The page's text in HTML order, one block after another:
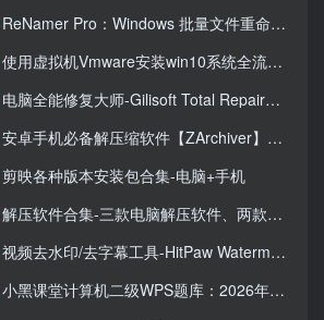
ReNamer Pro：Windows 批量文件重命名神器，正则 + 脚本全能搞定！
使用虚拟机Vmware安装win10系统全流程【含系统镜像】
电脑全能修复大师-Gilisoft Total Repair【中文版】
安卓手机必备解压缩软件【ZArchiver】安卓全能解压缩工具，格式全兼容 + 无广告体验
剪映各种版本安装包合集-电脑+手机
解压软件合集-三款电脑解压软件、两款手机解压软件
视频去水印/去字幕工具-HitPaw Watermark Remover Portable便携版去水印工具
小黑课堂计算机二级WPS题库：2026年3月考试专用，14套真题直接刷！！！